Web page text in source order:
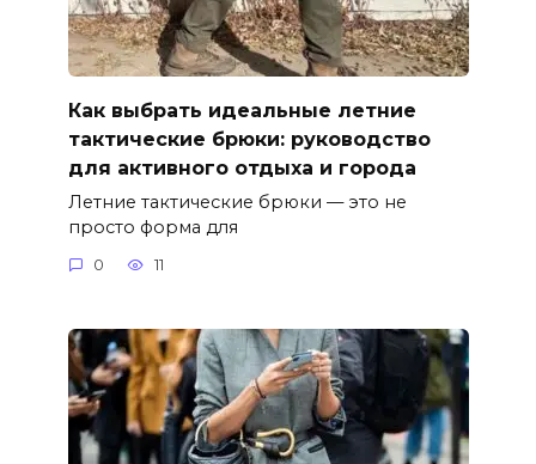
Как выбрать идеальные летние
тактические брюки: руководство
для активного отдыха и города
Летние тактические брюки — это не
просто форма для
0 11